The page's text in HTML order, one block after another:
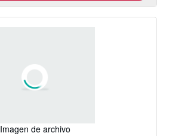
Imagen de archivo